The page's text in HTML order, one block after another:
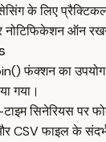
के लिए
ऑन
फंक्शन का
गया।
सिनेरियस पर
CSV फाइल के संदर्भ